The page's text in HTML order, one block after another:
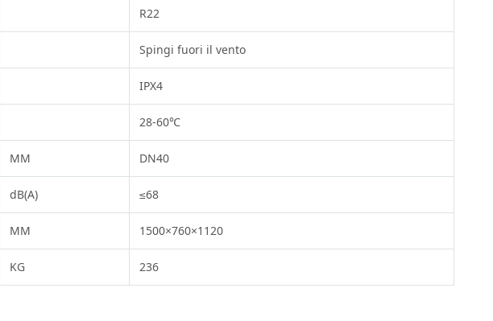
R22
Spingi fuori il vento
IPX4
28-60℃
MM DN40
dB(A) ≤68
MM 1500×760×1120
KG 236